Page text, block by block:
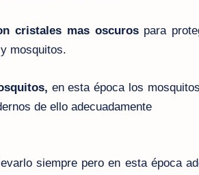
cristales mas oscurospara
mosquitos.
en esta época los
de ello adecuadamente
siempre pero en esta época